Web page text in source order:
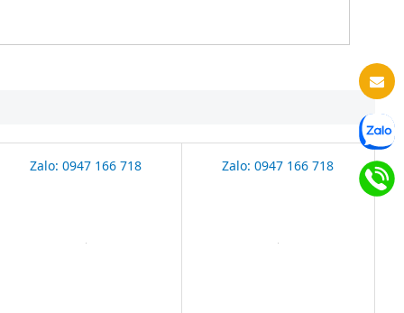
Zalo: 0947 166 718 Zalo: 0947 166 718